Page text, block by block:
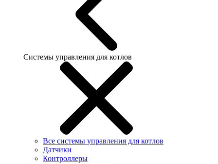
Системы управления для котлов
Все системы управления для котлов
Датчики
Контроллеры